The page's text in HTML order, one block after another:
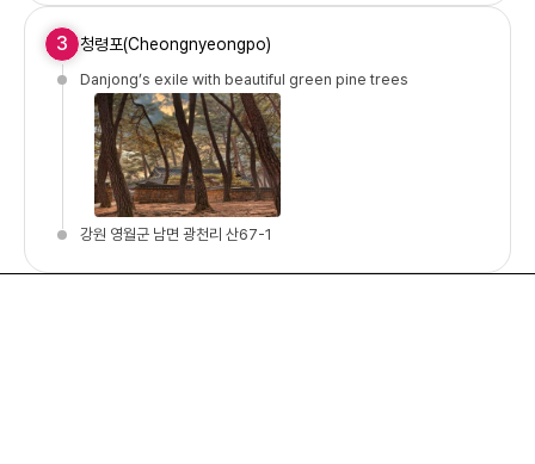
3 청령포(Cheongnyeongpo)
Danjong’s exile with beautiful green pine trees
강원 영월군 남면 광천리 산67-1